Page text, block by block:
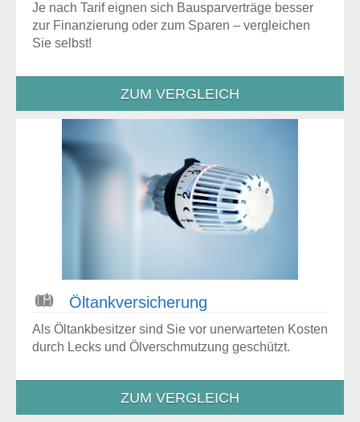
Je nach Tarif eignen sich Bausparverträge besser
zur Finanzierung oder zum Sparen – vergleichen
Sie selbst!
ZUM VERGLEICH
Öltankversicherung
Als Öltankbesitzer sind Sie vor unerwarteten Kosten
durch Lecks und Ölverschmutzung geschützt.
ZUM VERGLEICH